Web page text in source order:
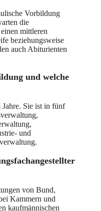
Vorbildung
die
mittleren
beziehungsweise
auch Abiturienten
und welche
Sie ist in fünf
und
von Bund,
Kammern und
kaufmännischen